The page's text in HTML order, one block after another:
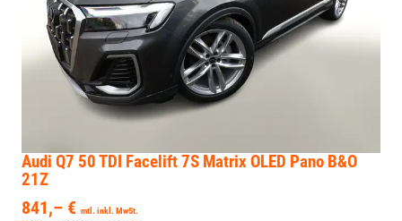
Audi Q7 50 TDI Facelift 7S Matrix OLED Pano B&O
21Z
841,– € mtl. inkl. MwSt.